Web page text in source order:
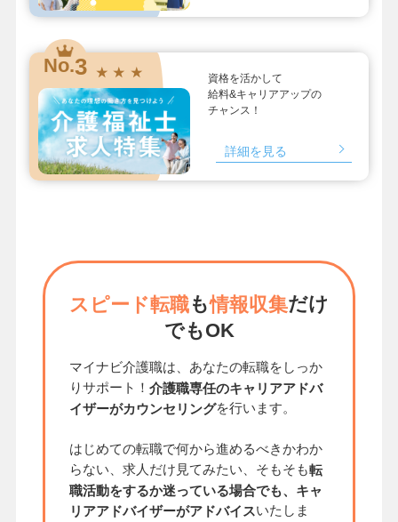
No.3 ★ ★ ★
資格を活かして
給料&キャリアアップの
チャンス！
詳細を見る
スピード転職も情報収集だけ
でもOK
マイナビ介護職は、あなたの転職をしっか
りサポート！ 介護職専任のキャリアアドバ
イザーがカウンセリングを行います。
はじめての転職で何から進めるべきかわか
らない、求人だけ見てみたい、そもそも転
職活動をするか迷っている場合でも、キャ
リアアドバイザーがアドバイスいたしま